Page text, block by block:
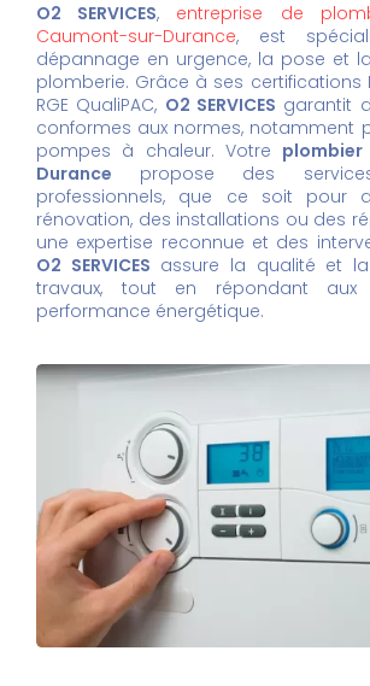
O2 SERVICES, entreprise de
Caumont-sur-Durance, est
dépannage en urgence, la pose et
plomberie. Grâce à ses certifications
RGE QualiPAC, O2 SERVICES garantit
conformes aux normes, notamment
pompes à chaleur. Votre
Durance propose des
professionnels, que ce soit pour
rénovation, des installations ou des
une expertise reconnue et des
O2 SERVICES assure la qualité et
travaux, tout en répondant aux
performance énergétique.